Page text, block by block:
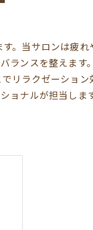
。当サロンは疲れ
ランスを整えます
リラクゼーション
ョナルが担当しま